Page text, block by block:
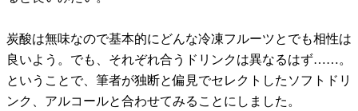
炭酸は無味なので基本的にどんな冷凍フルーツとでも相性は
良いよう。でも、それぞれ合うドリンクは異なるはず……。
ということで、筆者が独断と偏見でセレクトしたソフトドリ
ンク、アルコールと合わせてみることにしました。